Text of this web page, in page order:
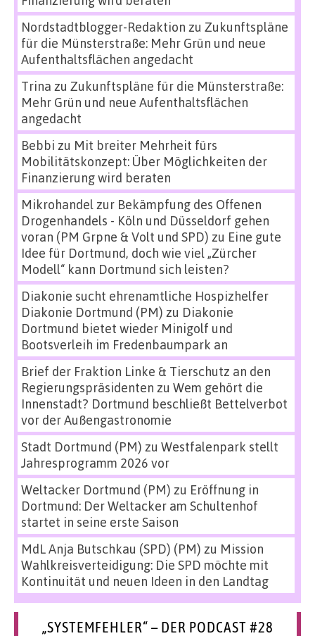
Nordstadtblogger-Redaktion zu Zukunftspläne
für die Münsterstraße: Mehr Grün und neue
Aufenthaltsflächen angedacht
Trina zu Zukunftspläne für die Münsterstraße:
Mehr Grün und neue Aufenthaltsflächen
angedacht
Bebbi zu Mit breiter Mehrheit fürs
Mobilitätskonzept: Über Möglichkeiten der
Finanzierung wird beraten
Mikrohandel zur Bekämpfung des Offenen
Drogenhandels - Köln und Düsseldorf gehen
voran (PM Grpne & Volt und SPD) zu Eine gute
Idee für Dortmund, doch wie viel „Zürcher
Modell“ kann Dortmund sich leisten?
Diakonie sucht ehrenamtliche Hospizhelfer
Diakonie Dortmund (PM) zu Diakonie
Dortmund bietet wieder Minigolf und
Bootsverleih im Fredenbaumpark an
Brief der Fraktion Linke & Tierschutz an den
Regierungspräsidenten zu Wem gehört die
Innenstadt? Dortmund beschließt Bettelverbot
vor der Außengastronomie
Stadt Dortmund (PM) zu Westfalenpark stellt
Jahresprogramm 2026 vor
Weltacker Dortmund (PM) zu Eröffnung in
Dortmund: Der Weltacker am Schultenhof
startet in seine erste Saison
MdL Anja Butschkau (SPD) (PM) zu Mission
Wahlkreisverteidigung: Die SPD möchte mit
Kontinuität und neuen Ideen in den Landtag
„SYSTEMFEHLER“ – DER PODCAST #28